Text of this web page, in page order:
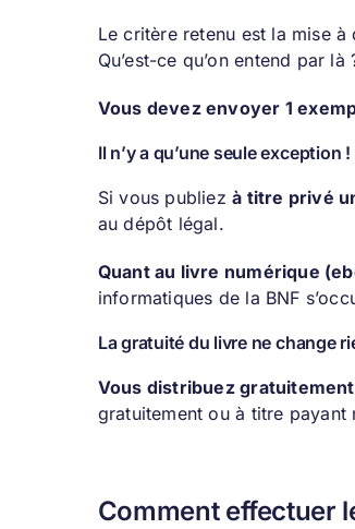
Le critère retenu est la mise
Qu’est-ce qu’on entend par
Vous devez envoyer 1
Il n’y a qu’une seule exception !
Si vous publiezà titre privé
au dépôt légal.
Quant au livre numérique
informatiques de la BNF
La gratuité du livre ne change
Vous distribuez
gratuitement ou à titre payant
Comment effectuer